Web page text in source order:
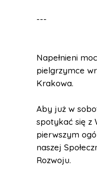
---
Napełnieni
pielgrzymce
Krakowa.
Aby już w
spotykać się z
pierwszym
naszej
Rozwoju.